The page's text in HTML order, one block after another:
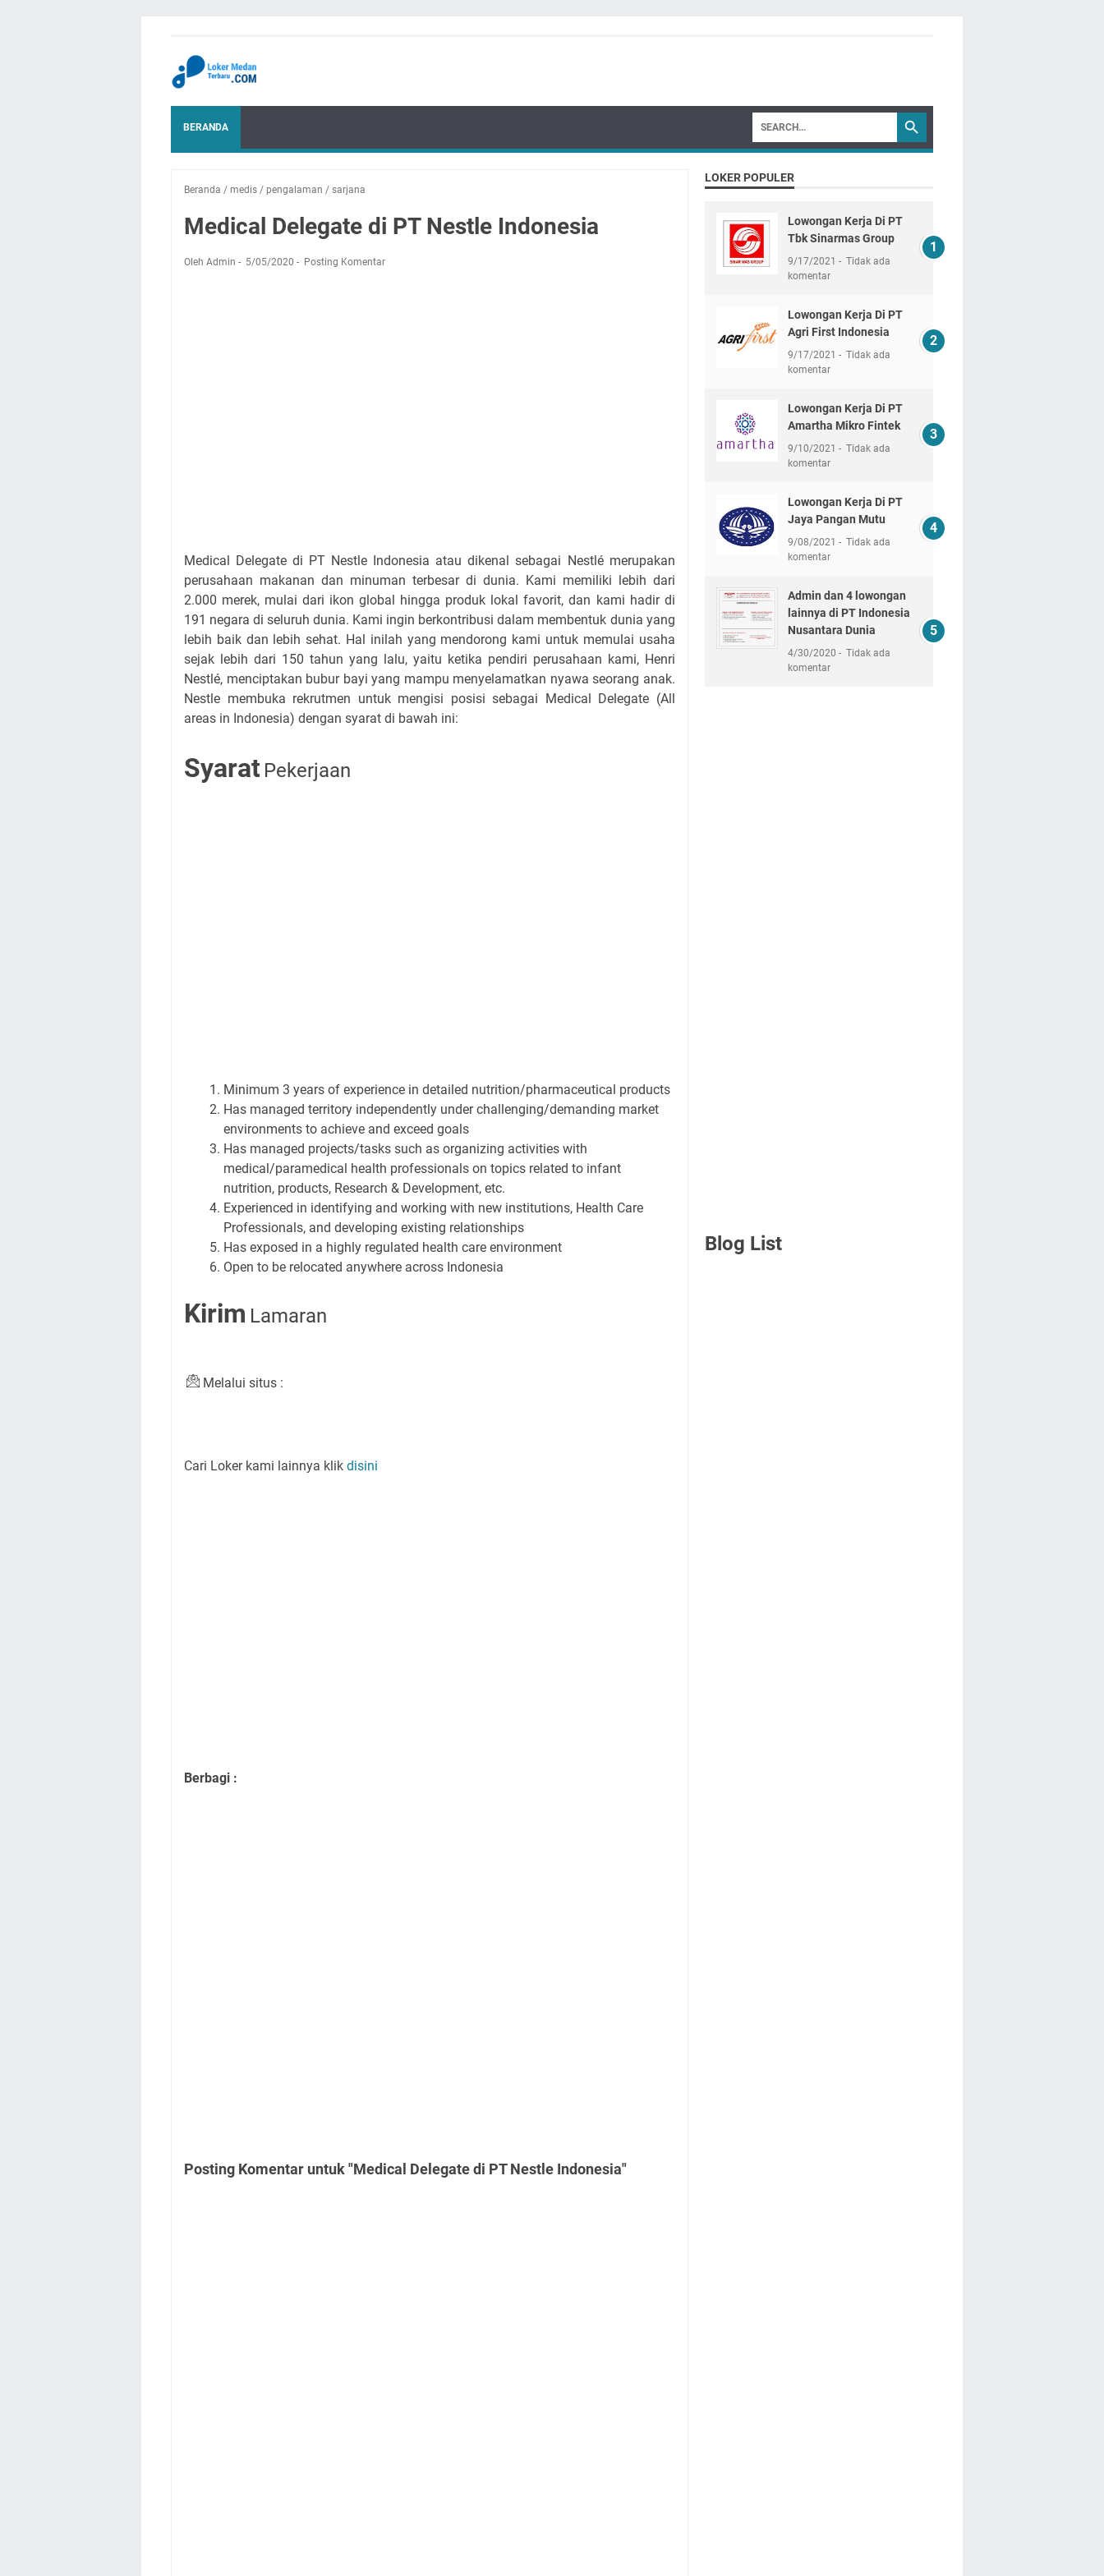
BERANDA
Beranda / medis / pengalaman / sarjana
Medical Delegate di PT Nestle Indonesia
Oleh Admin 5/05/2020 Posting Komentar
Medical Delegate di PT Nestle Indonesia atau dikenal sebagai Nestlé merupakan
perusahaan makanan dan minuman terbesar di dunia. Kami memiliki lebih dari
2.000 merek, mulai dari ikon global hingga produk lokal favorit, dan kami hadir di
191 negara di seluruh dunia. Kami ingin berkontribusi dalam membentuk dunia yang
lebih baik dan lebih sehat. Hal inilah yang mendorong kami untuk memulai usaha
sejak lebih dari 150 tahun yang lalu, yaitu ketika pendiri perusahaan kami, Henri
Nestlé, menciptakan bubur bayi yang mampu menyelamatkan nyawa seorang anak.
Nestle membuka rekrutmen untuk mengisi posisi sebagai Medical Delegate (All
areas in Indonesia) dengan syarat di bawah ini:
Syarat Pekerjaan
Minimum 3 years of experience in detailed nutrition/pharmaceutical products
Has managed territory independently under challenging/demanding market
environments to achieve and exceed goals
Has managed projects/tasks such as organizing activities with
medical/paramedical health professionals on topics related to infant
nutrition, products, Research & Development, etc.
Experienced in identifying and working with new institutions, Health Care
Professionals, and developing existing relationships
Has exposed in a highly regulated health care environment
Open to be relocated anywhere across Indonesia
Kirim Lamaran
Melalui situs :
Cari Loker kami lainnya klik disini
Berbagi :
Posting Komentar untuk "Medical Delegate di PT Nestle Indonesia"
LOKER POPULER
Lowongan Kerja Di PT
Tbk Sinarmas Group
9/17/2021
Tidak ada
komentar
Lowongan Kerja Di PT
Agri First Indonesia
9/17/2021
Tidak ada
komentar
Lowongan Kerja Di PT
Amartha Mikro Fintek
9/10/2021
Tidak ada
komentar
Lowongan Kerja Di PT
Jaya Pangan Mutu
9/08/2021
Tidak ada
komentar
Admin dan 4 lowongan
lainnya di PT Indonesia
Nusantara Dunia
4/30/2020
Tidak ada
komentar
Blog List